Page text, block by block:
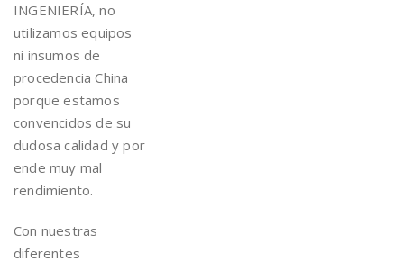
INGENIERÍA, no
utilizamos equipos
ni insumos de
procedencia China
porque estamos
convencidos de su
dudosa calidad y por
ende muy mal
rendimiento.
Con nuestras
diferentes